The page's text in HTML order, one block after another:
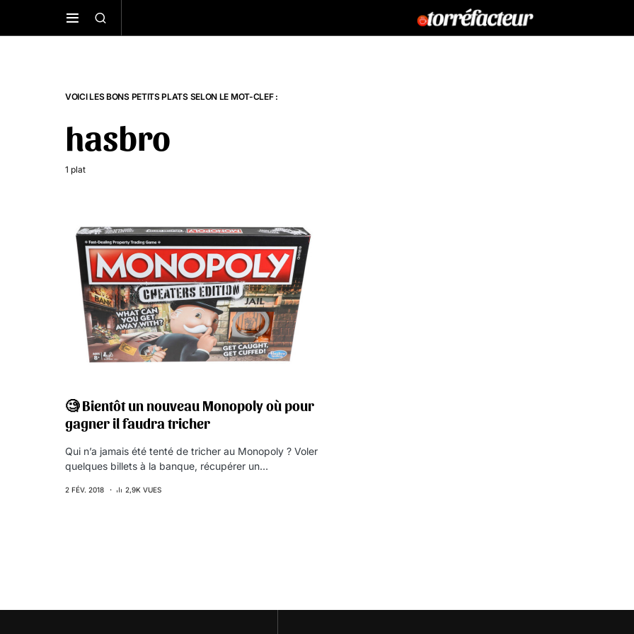
VOICI LES BONS PETITS PLATS SELON LE MOT-CLEF :
hasbro
1 plat
🧐 Bientôt un nouveau Monopoly où pour
gagner il faudra tricher
Qui n’a jamais été tenté de tricher au Monopoly ? Voler
quelques billets à la banque, récupérer un…
2 FÉV. 2018 2,9K VUES